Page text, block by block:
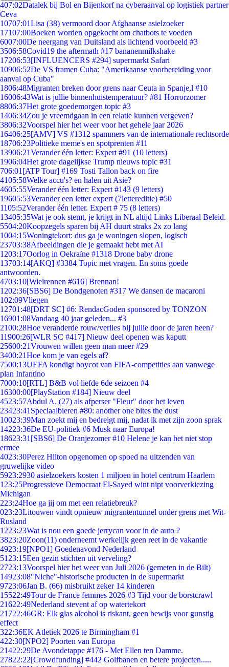
407:02Datalek bij Bol en Bijenkorf na cyberaanval op logistiek partner
Ceva
10707:01Lisa (38) vermoord door Afghaanse asielzoeker
17107:00Boeken worden opgekocht om chatbots te voeden
6007:00De neergang van Duitsland als lichtend voorbeeld #3
3506:58Covid19 the aftermath #17 bananenmilkshake
17206:53[INFLUENCERS #294] supermarkt Safari
10906:52De VS framen Cuba: "Amerikaanse voorbereiding voor
aanval op Cuba"
1806:48Migranten breken door grens naar Ceuta in Spanje,l #10
16006:43Wat is jullie binnenhuistemperatuur? #81 Horrorzomer
8806:37Het grote goedemorgen topic #3
1406:34Zou je vreemdgaan in een relatie kunnen vergeven?
3806:32Voorspel hier het weer voor het gehele jaar 2026
16406:25[AMV] VS #1312 spammers van de internationale rechtsorde
18706:23Politieke meme's en spotprenten #11
13906:21Verander één letter: Expert #91 (10 letters)
1906:04Het grote dagelijkse Trump nieuws topic #31
706:01 [ATP Tour] #169 Tosti Tallon back on fire
4105:58Welke accu's? en halen uit Asie?
4605:55Verander één letter: Expert #143 (9 letters)
19605:53Verander een letter expert (7lettereditie) #50
1105:52Verander één letter. Expert # 75 (8 letters)
13405:35Wat je ook stemt, je krijgt in NL altijd Links Liberaal Beleid.
5504:20Koopzegels sparen bij AH duurt straks 2x zo lang
1004:15Woningtekort: dus ga je woningen slopen, logisch
23703:38Afbeeldingen die je gemaakt hebt met AI
1203:17Oorlog in Oekraïne #1318 Drone baby drone
13703:14[AKQ] #3384 Topic met vragen. En soms goede
antwoorden.
4703:10[Wielrennen #616] Brennan!
1202:36[SBS6] De Bondgenoten #317 We dansen de macaroni
102:09Vliegen
12701:48[DRT SC] #6: RendacGoden sponsored by TONZON
16901:08Vandaag 40 jaar geleden... #3
2100:28Hoe veranderde rouw/verlies bij jullie door de jaren heen?
11900:26[WLR SC #417] Nieuw deel openen was kaputt
25600:21Vrouwen willen geen man meer #29
3400:21Hoe kom je van egels af?
7500:13UEFA kondigt boycot van FIFA-competities aan vanwege
plan Infantino
7000:10[RTL] B&B vol liefde 6de seizoen #4
16300:00[PlayStation #184] Nieuw deel
4523:57Abdul A. (27) als afperser "Fleur" door het leven
23423:41 Speciaalbieren #80: another one bites the dust
10023:39Man zoekt mij en bedreigt mij, nadat ik met zijn zoon sprak
14223:36De EU-politiek #6 Musk naar Europa!
18623:31 [SBS6] De Oranjezomer #10 Helene je kan het niet stop
ermee
4023:30Perez Hilton opgenomen op spoed na uitzenden van
gruwelijke video
5923:2930 asielzoekers kosten 1 miljoen in hotel centrum Haarlem
1 23:25Progressieve Democraat El-Sayed wint nipt voorverkiezing
Michigan
223:24Hoe ga jij om met een relatiebreuk?
023:23Litouwen vindt opnieuw migrantentunnel onder grens met Wit-
Rusland
1223:23Wat is nou een goede jerrycan voor in de auto ?
3823:20Zoon(11) onderneemt werkelijk geen reet in de vakantie
4923:19[NPO1] Goedenavond Nederland
51 23:15Een gezin stichten uit verveling?
2723:13Voorspel hier het weer van Juli 2026 (gemeten in de Bilt)
14923:08"Niche"-historische producten in de supermarkt
9723:06Jan B. (66) misbruikt zeker 14 kinderen
15522:49Tour de France femmes 2026 #3 Tijd voor de borstcrawl
21622:49Nederland stevent af op watertekort
21722:46GR: Elk glas alcohol is riskant, geen bewijs voor gunstig
effect
322:36EK Atletiek 2026 te Birmingham #1
422:30[NPO2] Poorten van Europa
21422:29De Avondetappe #176 - Met Ellen ten Damme.
27822:22[Crowdfunding] #442 Golfbanen en betere projecten.....